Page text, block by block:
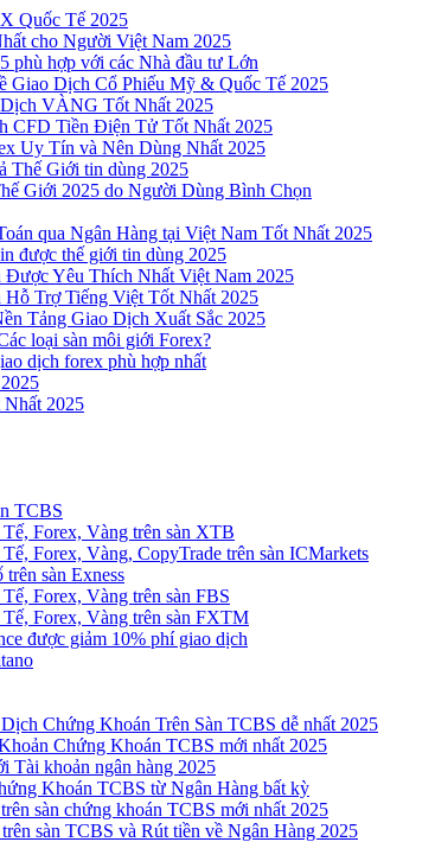
Quốc Tế 2025
cho Người Việt Nam 2025
phù hợp với các Nhà đầu tư Lớn
Giao Dịch Cổ Phiếu Mỹ & Quốc Tế 2025
VÀNG Tốt Nhất 2025
CFD Tiền Điện Tử Tốt Nhất 2025
Uy Tín và Nên Dùng Nhất 2025
Thế Giới tin dùng 2025
Giới 2025 do Người Dùng Bình Chọn
qua Ngân Hàng tại Việt Nam Tốt Nhất 2025
được thế giới tin dùng 2025
Được Yêu Thích Nhất Việt Nam 2025
Trợ Tiếng Việt Tốt Nhất 2025
Tảng Giao Dịch Xuất Sắc 2025
loại sàn môi giới Forex?
dịch forex phù hợp nhất
2025
TCBS
Forex, Vàng trên sàn XTB
Forex, Vàng, CopyTrade trên sàn ICMarkets
sàn Exness
Forex, Vàng trên sàn FBS
Forex, Vàng trên sàn FXTM
được giảm 10% phí giao dịch
Chứng Khoán Trên Sàn TCBS dễ nhất 2025
Chứng Khoán TCBS mới nhất 2025
Tài khoản ngân hàng 2025
Khoán TCBS từ Ngân Hàng bất kỳ
sàn chứng khoán TCBS mới nhất 2025
sàn TCBS và Rút tiền về Ngân Hàng 2025